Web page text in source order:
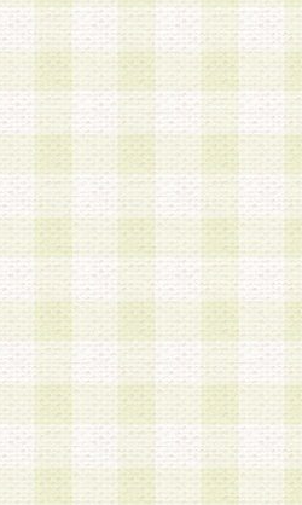
よびパスワードの管理
後、本サイト内にて本サービ
に基づき当社から付与された
ものとします。
付与したログインIDおよびパ
全て会員本人がその責任を負
付与されたログインIDおよび
買その他形態を問わず第三者
す。
るログインIDおよびパスワー
用に伴う損害の発生について
他原因の如何を問わず、一切
報